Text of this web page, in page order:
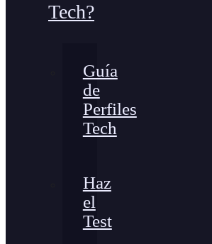
Tech?
Guía
de
Perfiles
Tech
Haz
el
Test